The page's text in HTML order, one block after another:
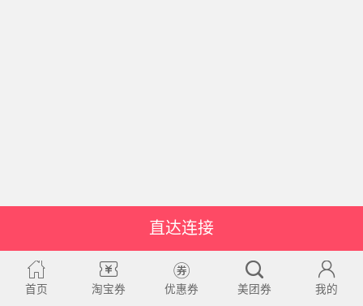
直达连接
首页 淘宝券 优惠券 美团券 我的